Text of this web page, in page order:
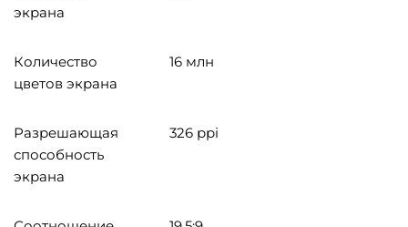
экрана
Количество
цветов экрана
16 млн
Разрешающая
способность
экрана
326 ppi